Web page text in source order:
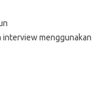
interview menggunakan